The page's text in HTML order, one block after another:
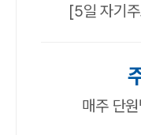
[5일 자기
매주 단